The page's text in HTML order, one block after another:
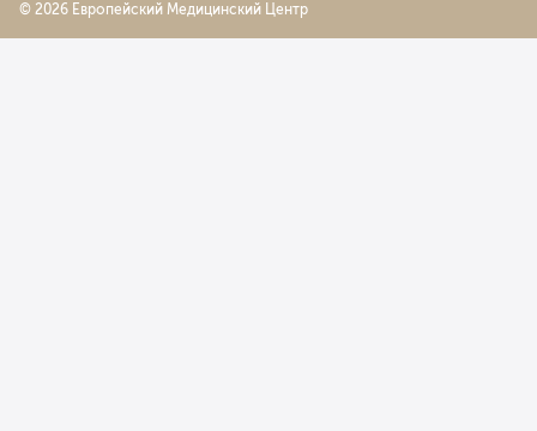
© 2026 Европейский Медицинский Центр